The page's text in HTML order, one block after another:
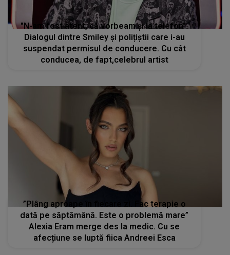
"N-am fost atent, că vorbeam și la telefon".
Dialogul dintre Smiley și polițiștii care i-au
suspendat permisul de conducere. Cu cât
conducea, de fapt,celebrul artist
”Plâng aproape în fiecare zi. Fac terapie o
dată pe săptămână. Este o problemă mare”
Alexia Eram merge des la medic. Cu se
afecțiune se luptă fiica Andreei Esca